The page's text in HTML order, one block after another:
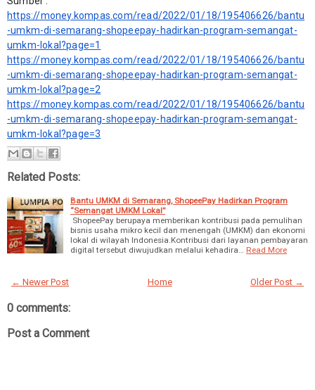
https://money.kompas.com/read/2022/01/18/195406626/bantu
-umkm-di-semarang-shopeepay-hadirkan-program-semangat-
umkm-lokal?page=1
https://money.kompas.com/read/2022/01/18/195406626/bantu
-umkm-di-semarang-shopeepay-hadirkan-program-semangat-
umkm-lokal?page=2
https://money.kompas.com/read/2022/01/18/195406626/bantu
-umkm-di-semarang-shopeepay-hadirkan-program-semangat-
umkm-lokal?page=3
Related Posts:
Bantu UMKM di Semarang, ShopeePay Hadirkan Program
“Semangat UMKM Lokal”
ShopeePay berupaya memberikan kontribusi pada pemulihan
bisnis usaha mikro kecil dan menengah (UMKM) dan ekonomi
lokal di wilayah Indonesia.Kontribusi dari layanan pembayaran
digital tersebut diwujudkan melalui kehadira…
Read More
← Newer Post Older Post →
Home
0 comments:
Post a Comment